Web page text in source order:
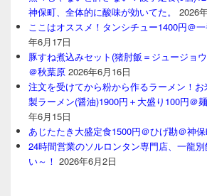
神保町、全体的に酸味が効いてた。
2026
ここはオススメ！タンシチュー1400円＠
年6月17日
豚すね煮込みセット(猪肘飯＝ジュージョ
＠秋葉原 2026年6月16日
注文を受けてから粉から作るラーメン！
製ラーメン(醤油)1900円＋大盛り100円＠
年6月15日
あじたたき大盛定食1500円＠ひげ勘＠神
24時間営業のソルロンタン専門店、一龍
い～！ 2026年6月2日